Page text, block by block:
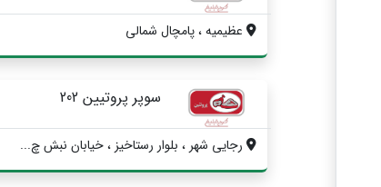
عظیمیه ، پامچال شمالی
سوپر پروتیین 202
رجایی شهر ، بلوار رستاخیز ، خیابان نبش چ...